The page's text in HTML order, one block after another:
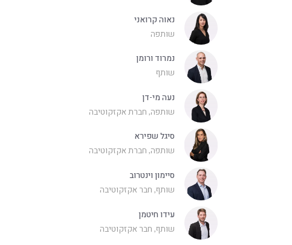
נאוה קרואני
שותפה
נמרוד ורומן
שותף
נעה מי-דן
שותפה, חברת אקזקוטיבה
סיגל שפירא
שותפה, חברת אקזקוטיבה
סיימון וינטרוב
שותף, חבר אקזקוטיבה
עידו חיטמן
שותף, חבר אקזקוטיבה